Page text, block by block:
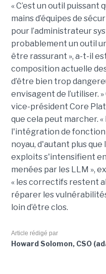
« C’est un outil
mains d’équipes de
pour l’administrateur
probablement un outil
être rassurant », a-t-il
composition actuelle
d’être bien trop
envisagent de l’utiliser.
vice-président Core
que cela peut marcher.
l'intégration de
noyau, d'autant plus
exploits s'intensifient
menées par les LLM »,
« les correctifs restent
réparer les
loin d’être clos.
Article rédigé par
Howard Solomon, CSO